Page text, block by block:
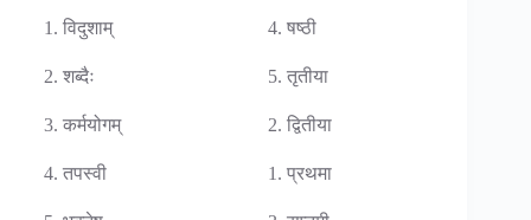
1. विदुशाम् 4. षष्ठी
2. शब्दैः 5. तृतीया
3. कर्मयोगम् 2. द्वितीया
4. तपस्वी 1. प्रथमा